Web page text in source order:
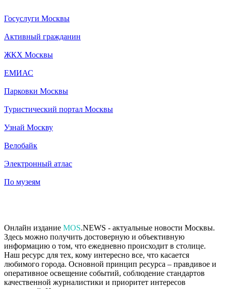
Госуслуги Москвы
Активный гражданин
ЖКХ Москвы
ЕМИАС
Парковки Москвы
Туристический портал Москвы
Узнай Москву
Велобайк
Электронный атлас
По музеям
Онлайн издание MOS.NEWS - актуальные новости Москвы.
Здесь можно получить достоверную и объективную
информацию о том, что ежедневно происходит в столице.
Наш ресурс для тех, кому интересно все, что касается
любимого города. Основной принцип ресурса – правдивое и
оперативное освещение событий, соблюдение стандартов
качественной журналистики и приоритет интересов